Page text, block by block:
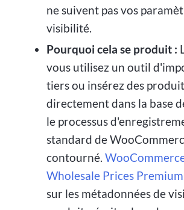
ne suivent pas vos
visibilité.
Pourquoi cela se produit :
vous utilisez un outil
tiers ou insérez des
directement dans la base
le processus
standard de
contourné.
Wholesale Prices Premium
sur les métadonnées de